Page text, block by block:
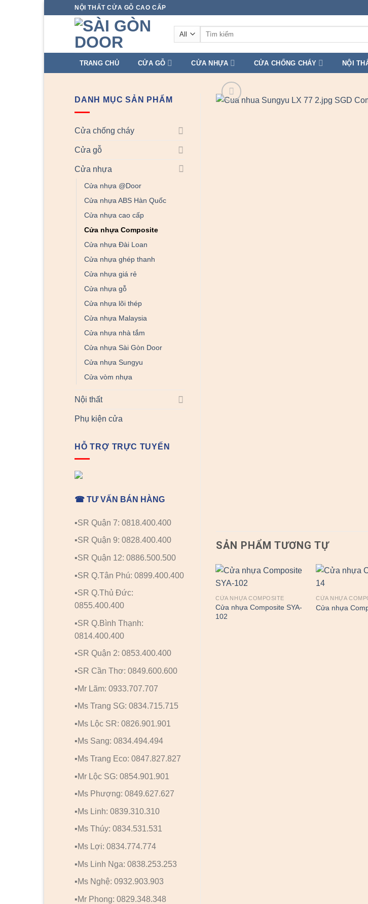
NỘI THẤT CỬA GỖ CAO CẤP
Tìm
TRANG CHỦ CỬA GỖ CỬA NHỰA CỬA CHỐNG CHÁY NỘI
DANH MỤC SẢN PHẨM
Cửa chống cháy
Cửa gỗ
Cửa nhựa
Cửa nhựa @Door
Cửa nhựa ABS Hàn Quốc
Cửa nhựa cao cấp
Cửa nhựa Composite
Cửa nhựa Đài Loan
Cửa nhựa ghép thanh
Cửa nhựa giá rẻ
Cửa nhựa gỗ
Cửa nhựa lõi thép
Cửa nhựa Malaysia
Cửa nhựa nhà tắm
Cửa nhựa Sài Gòn Door
Cửa nhựa Sungyu
Cửa vòm nhựa
Nội thất
Phụ kiện cửa
HỖ TRỢ TRỰC TUYẾN
☎ TƯ VẤN BÁN HÀNG
▪️SR Quận 7: 0818.400.400
▪️SR Quận 9: 0828.400.400
▪️SR Quận 12: 0886.500.500
▪️SR Q.Tân Phú: 0899.400.400
▪️SR Q.Thủ Đức:
0855.400.400
▪️SR Q.Bình Thạnh:
0814.400.400
▪️SR Quận 2: 0853.400.400
▪️SR Cần Thơ: 0849.600.600
▪️Mr Lãm: 0933.707.707
▪️Ms Trang SG: 0834.715.715
▪️Ms Lộc SR: 0826.901.901
▪️Ms Sang: 0834.494.494
▪️Ms Trang Eco: 0847.827.827
▪️Mr Lộc SG: 0854.901.901
▪️Ms Phượng: 0849.627.627
▪️Ms Linh: 0839.310.310
▪️Ms Thúy: 0834.531.531
▪️Ms Lợi: 0834.774.774
▪️Ms Linh Nga: 0838.253.253
▪️Ms Nghệ: 0932.903.903
▪️Mr Phong: 0829.348.348
SẢN PHẨM TƯƠNG TỰ
CỬA NHỰA COMPOSITE
Cửa nhựa Composite SYA-
102
CỬA NHỰA
Cửa nhựa
Cửa nhựa Composite 13 Cửa nhựa Composite 9